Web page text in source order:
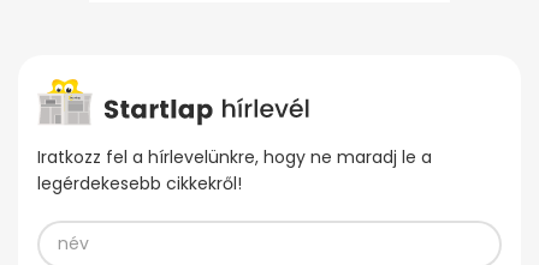
Iratkozz fel a hírlevelünkre, hogy ne maradj le a
legérdekesebb cikkekről!